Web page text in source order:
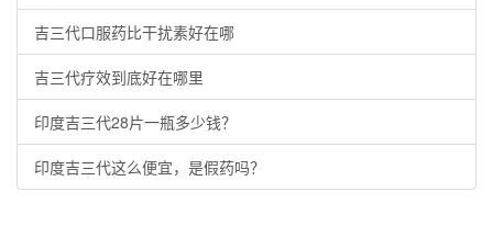
吉三代口服药比干扰素好在哪
吉三代疗效到底好在哪里
印度吉三代28片一瓶多少钱？
印度吉三代这么便宜，是假药吗？